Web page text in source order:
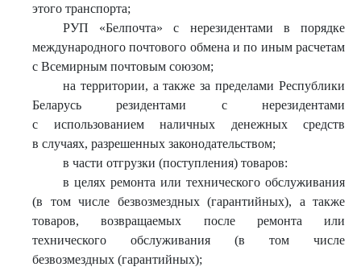
этого транспорта;
РУП «Белпочта» с нерезидентами в порядке
международного почтового обмена и по иным расчетам
с Всемирным почтовым союзом;
на территории, а также за пределами Республики
Беларусь резидентами с нерезидентами
с использованием наличных денежных средств
в случаях, разрешенных законодательством;
в части отгрузки (поступления) товаров:
в целях ремонта или технического обслуживания
(в том числе безвозмездных (гарантийных), а также
товаров, возвращаемых после ремонта или
технического обслуживания (в том числе
безвозмездных (гарантийных);